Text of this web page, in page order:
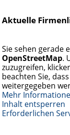
Aktuelle
Sie sehen gerade
OpenStreetMap.
zuzugreifen,
beachten Sie,
weitergegeben
Mehr
Inhalt entsperren
Erforderlichen